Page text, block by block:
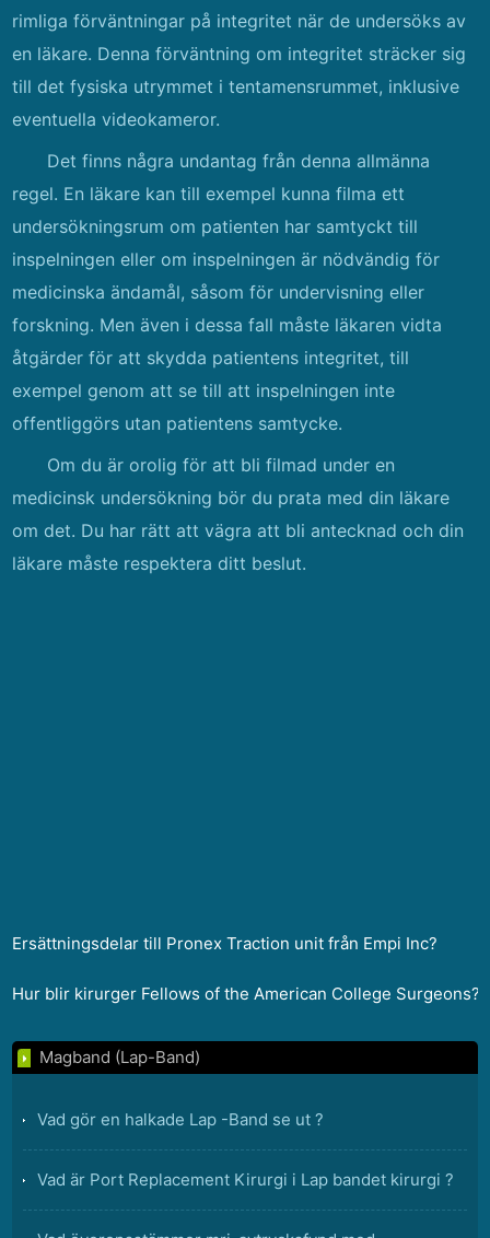
rimliga förväntningar på integritet när de undersöks av
en läkare. Denna förväntning om integritet sträcker sig
till det fysiska utrymmet i tentamensrummet, inklusive
eventuella videokameror.
Det finns några undantag från denna allmänna
regel. En läkare kan till exempel kunna filma ett
undersökningsrum om patienten har samtyckt till
inspelningen eller om inspelningen är nödvändig för
medicinska ändamål, såsom för undervisning eller
forskning. Men även i dessa fall måste läkaren vidta
åtgärder för att skydda patientens integritet, till
exempel genom att se till att inspelningen inte
offentliggörs utan patientens samtycke.
Om du är orolig för att bli filmad under en
medicinsk undersökning bör du prata med din läkare
om det. Du har rätt att vägra att bli antecknad och din
läkare måste respektera ditt beslut.
Ersättningsdelar till Pronex Traction unit från Empi Inc?
Hur blir kirurger Fellows of the American College Surgeons?
Magband (Lap-Band)
Vad gör en halkade Lap -Band se ut ?
Vad är Port Replacement Kirurgi i Lap bandet kirurgi ?